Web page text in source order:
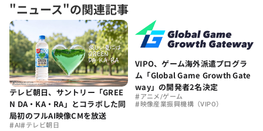
"ニュース"の関連記事
テレビ朝日、サントリー「GREE
N DA・KA・RA」とコラボした同
局初のフルAI映像CMを放送
#AI#テレビ朝日
VIPO、ゲーム海外派遣プログラ
ム「Global Game Growth Gate
way」の開発者2名決定
#アニメ/ゲーム
#映像産業振興機構（VIPO）